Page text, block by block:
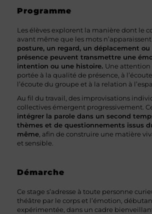
Programme
Les élèves explorent la manière dont le
avant même que les mots n’apparaissent
posture, un regard, un déplacement
présence peuvent transmettre une
intention ou une histoire. Une
portée à la qualité de présence, à
l’écoute du groupe et à la relation à
Au fil du travail, des improvisations
collectives émergent progressivement.
intégrer la parole dans un second
thèmes et de questionnements issus
même , afin de construire une matière
et sensible.
Démarche
Ce stage s’adresse à toute personne
théâtre par le corps et l’émotion,
expérimentée, dans un cadre